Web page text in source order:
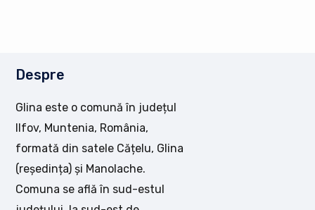
Despre
Glina este o comună în județul
Ilfov, Muntenia, România,
formată din satele Cățelu, Glina
(reședința) și Manolache.
Comuna se află în sud-estul